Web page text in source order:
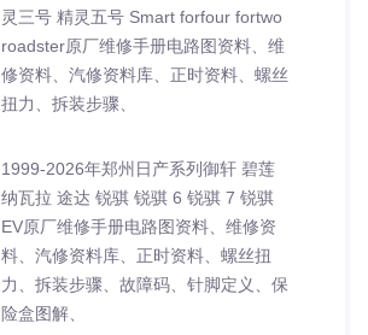
灵三号 精灵五号 Smart forfour fortwo
roadster原厂维修手册电路图资料、维
修资料、汽修资料库、正时资料、螺丝
扭力、拆装步骤、
1999-2026年郑州日产系列御轩 碧莲
纳瓦拉 途达 锐骐 锐骐 6 锐骐 7 锐骐
EV原厂维修手册电路图资料、维修资
料、汽修资料库、正时资料、螺丝扭
力、拆装步骤、故障码、针脚定义、保
险盒图解、